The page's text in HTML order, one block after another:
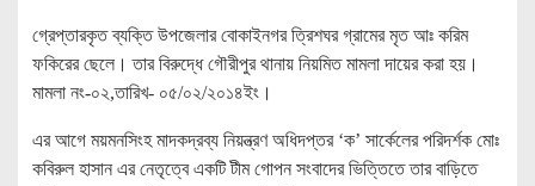
গ্রেপ্তারকৃত ব্যক্তি উপজেলার বোকাইনগর ত্রিশঘর গ্রামের মৃত আঃ করিম
ফকিরের ছেলে। তার বিরুদ্ধে গৌরীপুর থানায় নিয়মিত মামলা দায়ের করা হয়।
মামলা নং-০২,তারিখ- ০৫/০২/২০১৪ইং।
এর আগে ময়মনসিংহ মাদকদ্রব্য নিয়ন্ত্রণ অধিদপ্তর ‘ক’ সার্কেলের পরিদর্শক মোঃ
কবিরুল হাসান এর নেতৃত্বে একটি টীম গোপন সংবাদের ভিত্তিতে তার বাড়িতে